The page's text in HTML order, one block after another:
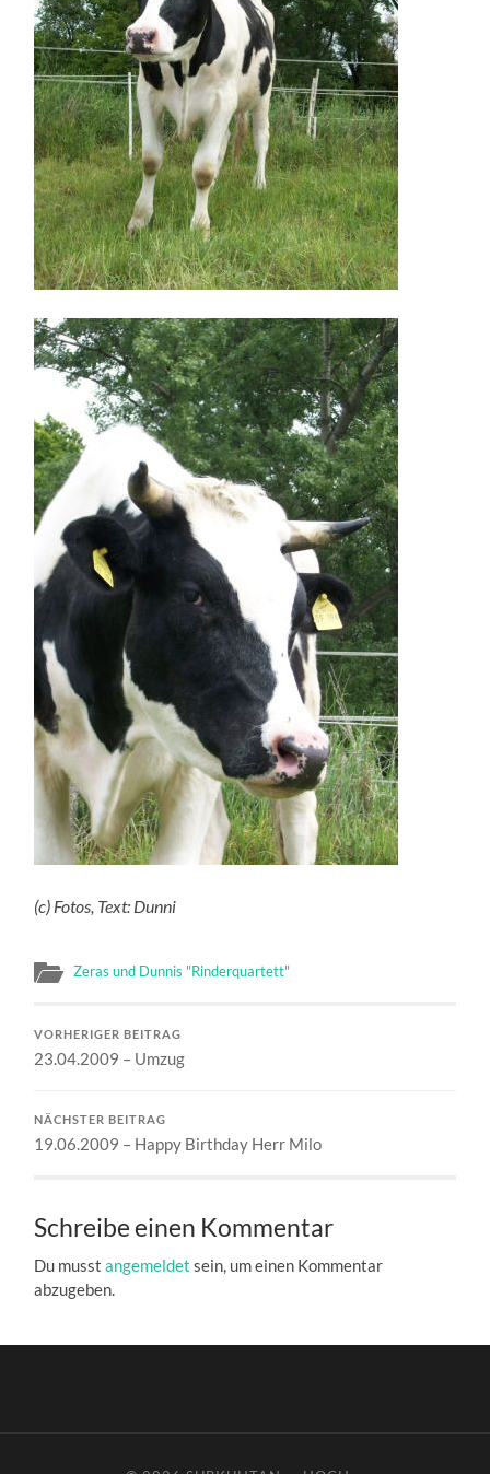
(c) Fotos, Text: Dunni
Zeras und Dunnis "Rinderquartett"
VORHERIGER BEITRAG
23.04.2009 – Umzug
NÄCHSTER BEITRAG
19.06.2009 – Happy Birthday Herr Milo
Schreibe einen Kommentar
Du musstangemeldet sein, um einen Kommentar
abzugeben.